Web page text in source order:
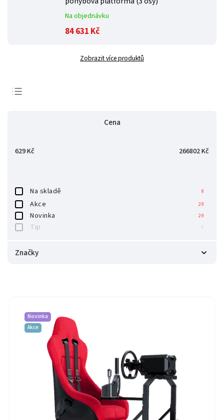
Na objednávku
84 631 Kč
Zobrazit více produktů
Abecedně
Cena
629Kč 266802Kč
Na skladě 8
Akce 29
Novinka 29
Tip 0
Značky
Novinka
Akce